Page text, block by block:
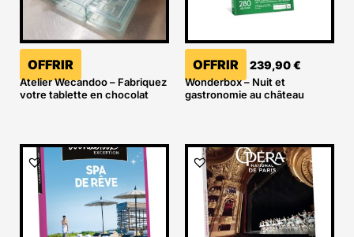
OFFRIR
Atelier Wecandoo – Fabriquez
votre tablette en chocolat
OFFRIR 239,90€
Wonderbox – Nuit et
gastronomie au château